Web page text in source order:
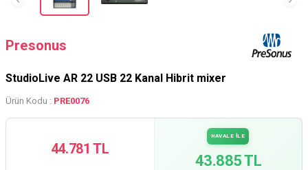
Presonus
StudioLive AR 22 USB 22 Kanal Hibrit mixer
Ürün Kodu : PRE0076
44.781 TL
HAVALE İLE
43.885 TL